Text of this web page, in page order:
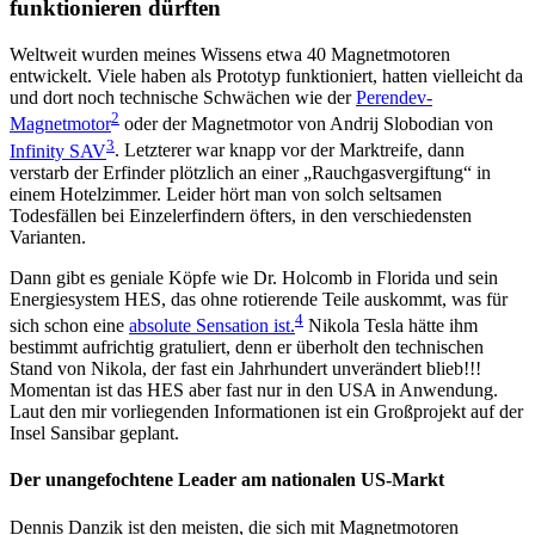
funktionieren dürften
Weltweit wurden meines Wissens etwa 40 Magnetmotoren
entwickelt. Viele haben als Prototyp funktioniert, hatten vielleicht da
und dort noch technische Schwächen wie derPerendev-
Magnetmotor2 oder der Magnetmotor von Andrij Slobodian von
Infinity SAV3. Letzterer war knapp vor der Marktreife, dann
verstarb der Erfinder plötzlich an einer „Rauchgasvergiftung“ in
einem Hotelzimmer. Leider hört man von solch seltsamen
Todesfällen bei Einzelerfindern öfters, in den verschiedensten
Varianten.
Dann gibt es geniale Köpfe wie Dr. Holcomb in Florida und sein
Energiesystem HES, das ohne rotierende Teile auskommt, was für
sich schon eine absolute Sensation ist.4 Nikola Tesla hätte ihm
bestimmt aufrichtig gratuliert, denn er überholt den technischen
Stand von Nikola, der fast ein Jahrhundert unverändert blieb!!!
Momentan ist das HES aber fast nur in den USA in Anwendung.
Laut den mir vorliegenden Informationen ist ein Großprojekt auf der
Insel Sansibar geplant.
Der unangefochtene Leader am nationalen US-Markt
Dennis Danzik ist den meisten, die sich mit Magnetmotoren